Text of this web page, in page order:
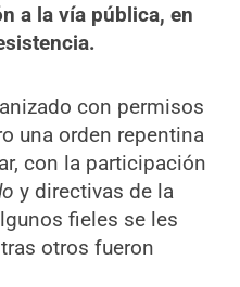
a la vía pública, en
con permisos
una orden repentina
con la participación
y directivas de la
fieles se les
otros fueron